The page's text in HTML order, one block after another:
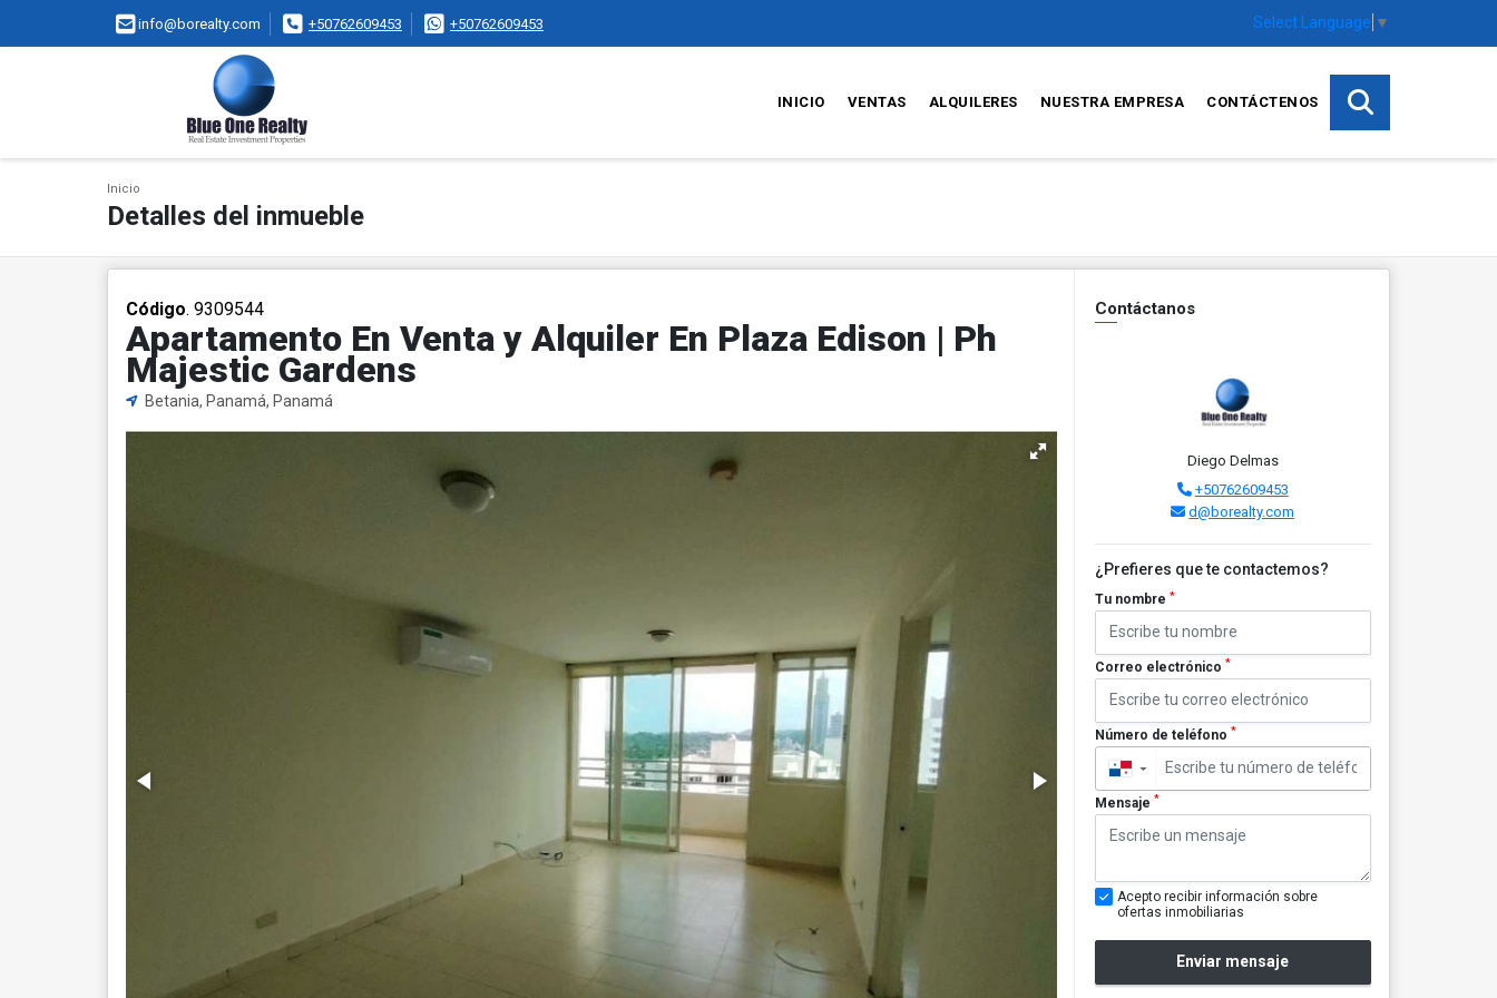
info@borealty.com +50762609453 +50762609453 Select Language ▼
INICIO VENTAS ALQUILERES NUESTRA EMPRESA CONTÁCTENOS
Inicio
Detalles del inmueble
Código. 9309544
Apartamento En Venta y Alquiler En Plaza Edison | Ph
Majestic Gardens
Betania, Panamá, Panamá
Contáctanos
Diego Delmas
+50762609453
d@borealty.com
¿Prefieres que te contactemos?
Tu nombre *
Correo electrónico *
Número de teléfono *
▼
Mensaje *
Acepto recibir información sobre
ofertas inmobiliarias
Enviar mensaje